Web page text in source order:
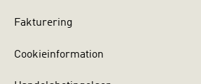
Fakturering
Cookieinformation